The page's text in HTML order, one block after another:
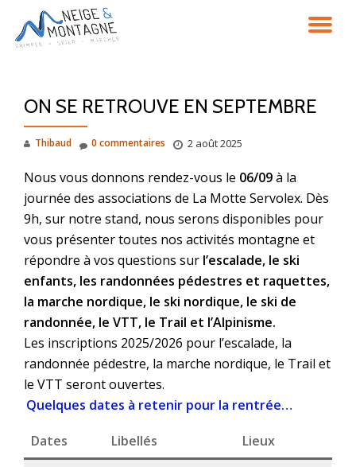
Aller
ON SE RETROUVE EN SEPTEMBRE
Thibaud 2 août 2025
0 commentaires
Nous vous donnons rendez-vous le 06/09à la
journée des associations de La Motte Servolex. Dès
9h, sur notre stand, nous serons disponibles pour
vous présenter toutes nos activités montagne et
répondre à vos questions sur l’escalade, le ski
enfants, les randonnées pédestres et raquettes,
la marche nordique, le ski nordique, le ski de
randonnée, le VTT, le Trail et l’Alpinisme.
Les inscriptions 2025/2026 pour l’escalade, la
randonnée pédestre, la marche nordique, le Trail et
le VTT seront ouvertes.
Quelques dates à retenir pour la rentrée…
Dates Libellés Lieux